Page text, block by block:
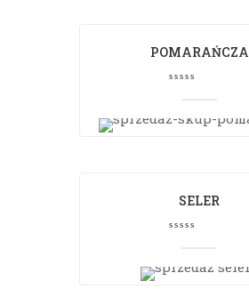
POMARAŃCZA
SELER